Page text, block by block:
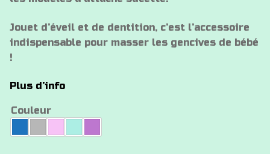
Jouet d’éveil et de dentition, c’est l’accessoire
indispensable pour masser les gencives de bébé
!
Plus d’info
Couleur